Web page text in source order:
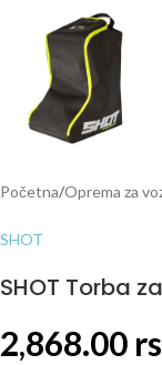
Početna/Oprema za
SHOT
SHOT Torba
2,868.00